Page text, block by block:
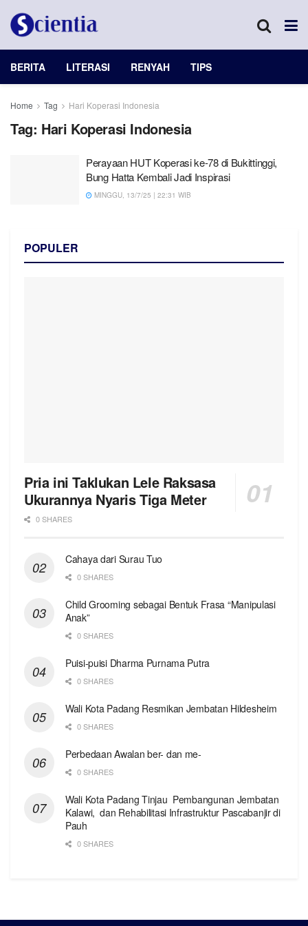
BERITA LITERASI RENYAH TIPS
Home Tag Hari Koperasi Indonesia
Tag: Hari Koperasi Indonesia
Perayaan HUT Koperasi ke-78 di Bukittinggi,
Bung Hatta Kembali Jadi Inspirasi
MINGGU, 13/7/25 | 22:31 WIB
POPULER
Pria ini Taklukan Lele Raksasa
Ukurannya Nyaris Tiga Meter
0 SHARES
Cahaya dari Surau Tuo
0 SHARES
Child Grooming sebagai Bentuk Frasa “Manipulasi
Anak”
0 SHARES
Puisi-puisi Dharma Purnama Putra
0 SHARES
Wali Kota Padang Resmikan Jembatan Hildesheim
0 SHARES
Perbedaan Awalan ber- dan me-
0 SHARES
Wali Kota Padang Tinjau Pembangunan Jembatan
Kalawi, dan Rehabilitasi Infrastruktur Pascabanjir di
Pauh
0 SHARES